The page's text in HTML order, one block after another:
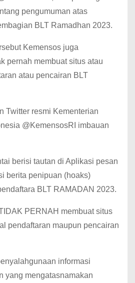
pengumuman atas
BLT Ramadhan 2023.
Kemensos juga
pernah membuat situs atau
atau pencairan BLT
Twitter resmi Kementerian
@KemensosRI imbauan
berisi tautan di Aplikasi pesan
berita penipuan (hoaks)
BLT RAMADAN 2023.
PERNAH membuat situs
pendaftaran maupun pencairan
informasi
yang mengatasnamakan